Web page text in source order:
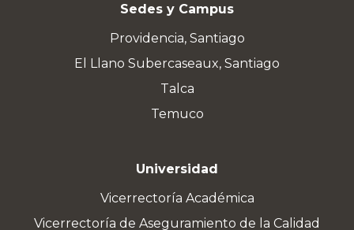
Sedes y Campus
Providencia, Santiago
El Llano Subercaseaux, Santiago
Talca
Temuco
Universidad
Vicerrectoría Académica
Vicerrectoría de Aseguramiento de la Calidad